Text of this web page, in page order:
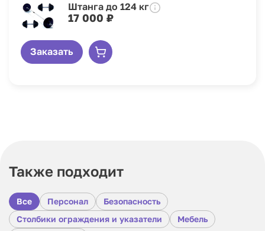
Штанга до 124 кг
17 000 ₽
Заказать
Также подходит
Все Персонал
Безопасность
Столбики ограждения и указатели
Мебель